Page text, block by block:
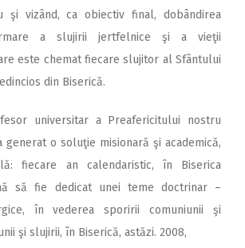
şi vizând, ca obiectiv final, dobândirea
a slujirii jertfelnice şi a vieţii
este chemat fiecare slujitor al Sfântului
din Biserică.
universitar a Preafericitului nostru
generat o soluţie misionară şi academică,
fiecare an calendaristic, în Biserica
să fie dedicat unei teme doctrinar –
în vederea sporirii comuniunii şi
şi slujirii, în Biserică, astăzi. 2008,